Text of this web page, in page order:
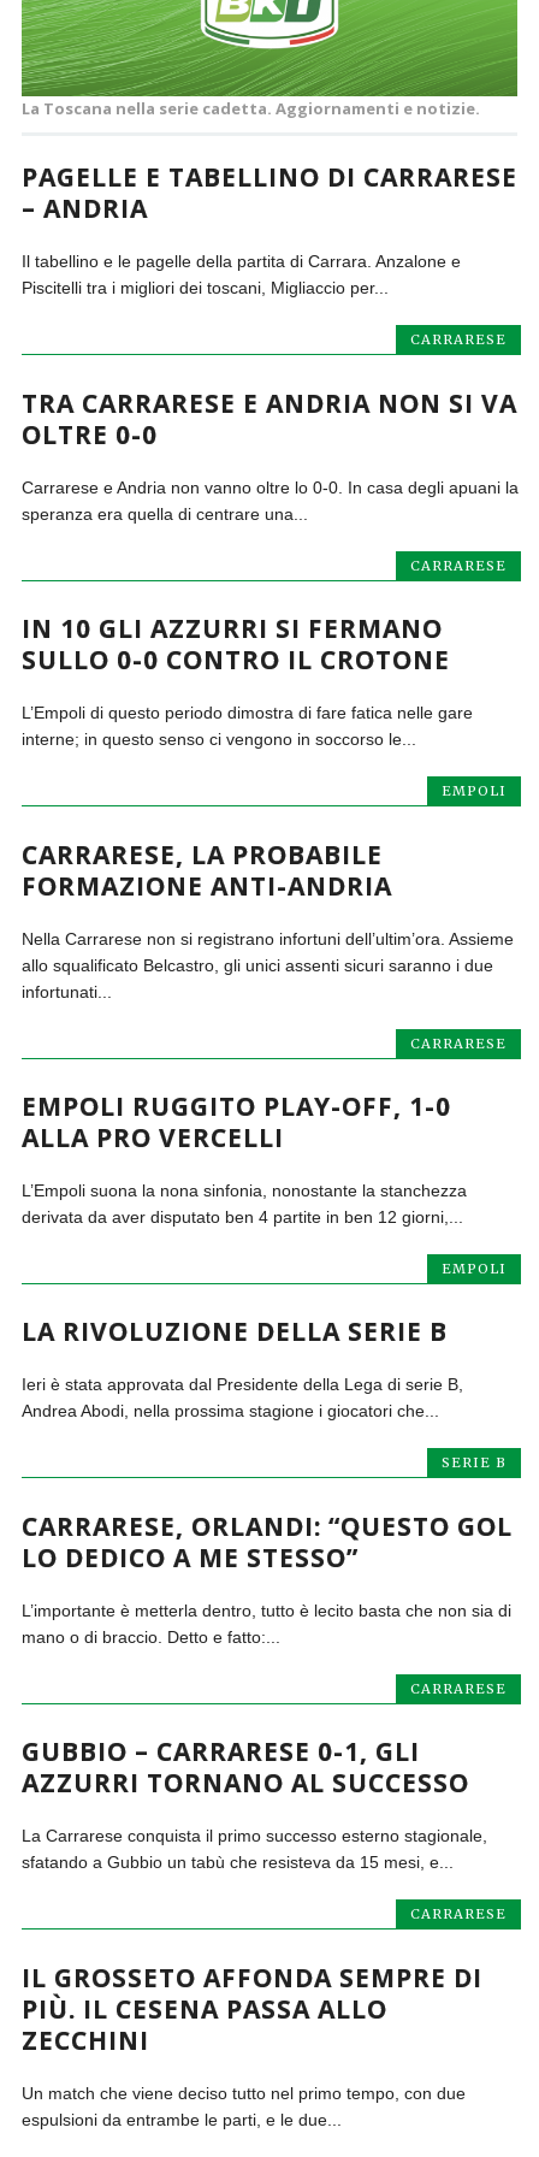
La Toscana nella serie cadetta. Aggiornamenti e notizie.
PAGELLE E TABELLINO DI CARRARESE
– ANDRIA
Il tabellino e le pagelle della partita di Carrara. Anzalone e
Piscitelli tra i migliori dei toscani, Migliaccio per...
CARRARESE
TRA CARRARESE E ANDRIA NON SI VA
OLTRE 0-0
Carrarese e Andria non vanno oltre lo 0-0. In casa degli apuani la
speranza era quella di centrare una...
CARRARESE
IN 10 GLI AZZURRI SI FERMANO
SULLO 0-0 CONTRO IL CROTONE
L’Empoli di questo periodo dimostra di fare fatica nelle gare
interne; in questo senso ci vengono in soccorso le...
EMPOLI
CARRARESE, LA PROBABILE
FORMAZIONE ANTI-ANDRIA
Nella Carrarese non si registrano infortuni dell’ultim’ora. Assieme
allo squalificato Belcastro, gli unici assenti sicuri saranno i due
infortunati...
CARRARESE
EMPOLI RUGGITO PLAY-OFF, 1-0
ALLA PRO VERCELLI
L’Empoli suona la nona sinfonia, nonostante la stanchezza
derivata da aver disputato ben 4 partite in ben 12 giorni,...
EMPOLI
LA RIVOLUZIONE DELLA SERIE B
Ieri è stata approvata dal Presidente della Lega di serie B,
Andrea Abodi, nella prossima stagione i giocatori che...
SERIE B
CARRARESE, ORLANDI: “QUESTO GOL
LO DEDICO A ME STESSO”
L’importante è metterla dentro, tutto è lecito basta che non sia di
mano o di braccio. Detto e fatto:...
CARRARESE
GUBBIO – CARRARESE 0-1, GLI
AZZURRI TORNANO AL SUCCESSO
La Carrarese conquista il primo successo esterno stagionale,
sfatando a Gubbio un tabù che resisteva da 15 mesi, e...
CARRARESE
IL GROSSETO AFFONDA SEMPRE DI
PIÙ. IL CESENA PASSA ALLO
ZECCHINI
Un match che viene deciso tutto nel primo tempo, con due
espulsioni da entrambe le parti, e le due...